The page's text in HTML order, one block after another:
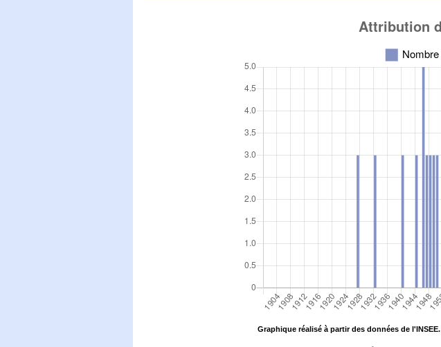
Graphique réalisé à partir des données de l'INSEE.